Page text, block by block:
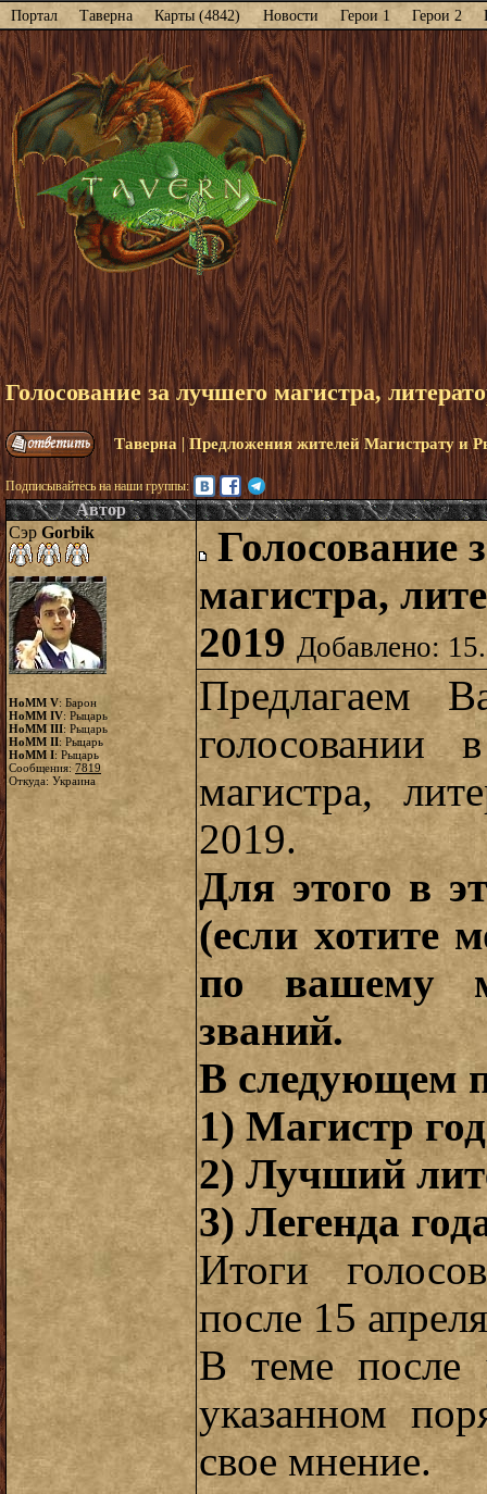
Портал Таверна Карты (4842) Новости Герои 1 Герои 2
Голосование за лучшего магистра,
Таверна |Предложения жителей Магистрату и
Подписывайтесь на наши группы:
Автор
Сэр Gorbik
HoMM V: Барон
HoMM IV: Рыцарь
HoMM III: Рыцарь
HoMM II: Рыцарь
HoMM I: Рыцарь
Сообщения: 7819
Откуда: Украина
Голосование
магистра,
2019 Добавлено:
Предлагаем
голосовании
магистра,
2019.
Для этого в
(если хотите
по вашему
званий.
В следующем
1) Магистр
2) Лучший
3) Легенда
Итоги
после 15
В теме после
указанном
свое мнение.